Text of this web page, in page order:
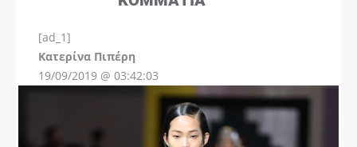
[ad_1]
Kατερίνα Πιπέρη
19/09/2019 @ 03:42:03